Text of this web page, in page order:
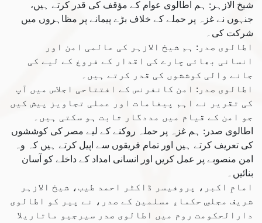
شیخ الازہر: ہم اطالوی عوام کے مؤقف کی قدر کرتے ہیں،
جنہوں نے غزہ پر حملے کے خلاف بڑے پیمانے پر مظاہروں میں
شرکت کی۔
اطالوی صدر: ہم شیخ الازہر کی عالمی امن اور
انسانی بھائی چارے کی اقدار کے فروغ کے لیے کی
جانے والی کوششوں کی قدر کرتے ہیں۔
اطالوی صدر: امن کانفرنس کے افتتاحی اجلاس میں آپ
کی تقریر نے اہم پیغامات اور عملی تجاویز پیش کیں
جو امن کے قیام میں مددگار ثابت ہو سکتی ہیں۔
اطالوی صدر: ہم غزہ پر حملہ روکنے کے لیے مصر کی کوششوں
کی تعریف کرتے ہیں اور تمام فریقوں سے اپیل کرتے ہیں کہ وہ
امن منصوبے پر عمل کریں اور انسانی امداد کے داخلے کو آسان
بنائیں۔
امامِ اکبر، پروفیسر ڈاکٹر احمد طیب، شیخ الازہر
شریف مجلسِ حکماءِ مسلمین کے صدر، نے پیر کو اطالوی
دارالحکومت روم میں اطالوی صدر سیرجیو ماتاریلا